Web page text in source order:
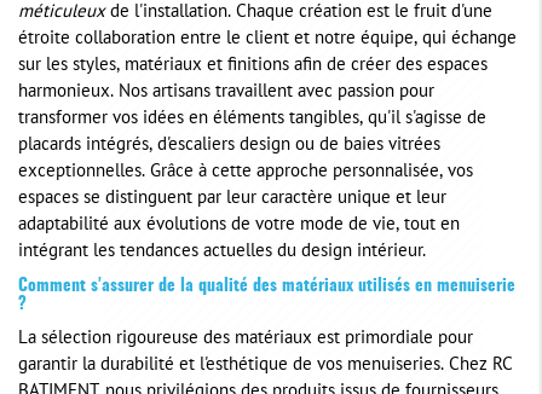
méticuleuxde l'installation. Chaque création est le fruit d'une
étroite collaboration entre le client et notre équipe, qui échange
sur les styles, matériaux et finitions afin de créer des espaces
harmonieux. Nos artisans travaillent avec passion pour
transformer vos idées en éléments tangibles, qu'il s'agisse de
placards intégrés, d'escaliers design ou de baies vitrées
exceptionnelles. Grâce à cette approche personnalisée, vos
espaces se distinguent par leur caractère unique et leur
adaptabilité aux évolutions de votre mode de vie, tout en
intégrant les tendances actuelles du design intérieur.
Comment s'assurer de la qualité des matériaux utilisés en menuiserie
?
La sélection rigoureuse des matériaux est primordiale pour
garantir la durabilité et l'esthétique de vos menuiseries. Chez RC